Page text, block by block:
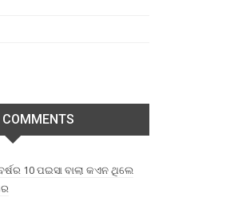
COMMENTS
10 ପଇସା ବାଲା କଏନ ଥିଲେ